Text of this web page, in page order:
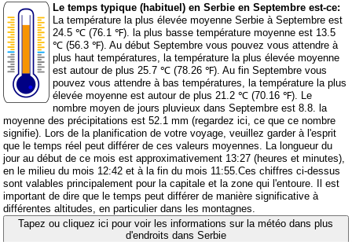
Le temps typique (habituel) en Serbie en Septembre est-ce:
La température la plus élevée moyenne Serbie à Septembre est
24.5 ℃ (76.1 ℉). la plus basse température moyenne est 13.5
℃ (56.3 ℉). Au début Septembre vous pouvez vous attendre à
plus haut températures, la température la plus élevée moyenne
est autour de plus 25.7 ℃ (78.26 ℉). Au fin Septembre vous
pouvez vous attendre à bas températures, la température la plus
élevée moyenne est autour de plus 21.2 ℃ (70.16 ℉). Le
nombre moyen de jours pluvieux dans Septembre est 8.8. la
moyenne des précipitations est 52.1 mm (regardez ici, ce que ce nombre
signifie). Lors de la planification de votre voyage, veuillez garder à l'esprit
que le temps réel peut différer de ces valeurs moyennes. La longueur du
jour au début de ce mois est approximativement 13:27 (heures et minutes),
en le milieu du mois 12:42 et à la fin du mois 11:55.Ces chiffres ci-dessus
sont valables principalement pour la capitale et la zone qui l'entoure. Il est
important de dire que le temps peut différer de manière significative à
différentes altitudes, en particulier dans les montagnes.
Tapez ou cliquez ici pour voir les informations sur la météo dans plus
d'endroits dans Serbie